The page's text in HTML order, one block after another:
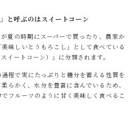
と呼ぶのはスイートコーン
夏の時期にスーパーで買ったり、農家か
味しいとうもろこし」として食べている
イートコーン）」に分類されます。
程で実にたっぷりと糖分を蓄える性質を
らかく、水分を豊富に含んでいるため、
フルーツのように甘く美味しく食べるこ